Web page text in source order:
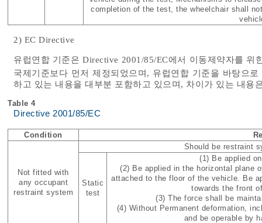
completion of the test, the wheelchair shall
2) EC Directive
유럽연합 기준은 Directive 2001/85/EC에서 이동제약자를
국제기준보다 먼저 제정되었으며, 유럽연합 기준을 바탕으
하고 있는 내용을 대부분 포함하고 있으며, 차이가 있는 내용
Table 4
Directive 2001/85/EC
Condition
Not fitted with
any occupant
restraint system
Should be restraint
Static
test
(1) Be applied
(2) Be applied in the horizontal plane
attached to the floor of the vehicle. Be
towards the front
(3) The force shall be
(4) Without Permanent deformation,
and be operable by